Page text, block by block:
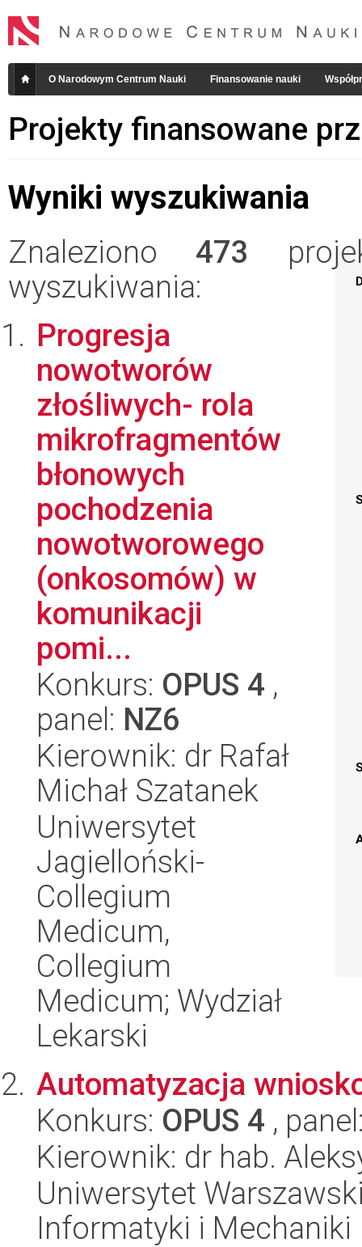
O Narodowym Centrum Nauki Finansowanie nauki
Projekty finansowane
Wyniki wyszukiwania
Znaleziono 473
wyszukiwania:
Progresja
nowotworów
złośliwych- rola
mikrofragmentów
błonowych
pochodzenia
nowotworowego
(onkosomów) w
komunikacji
pomi...
Konkurs: OPUS 4 ,
panel: NZ6
Kierownik: dr Rafał
Michał Szatanek
Uniwersytet
Jagielloński-
Collegium
Medicum,
Collegium
Medicum; Wydział
Lekarski
Automatyzacja
Konkurs: OPUS 4 ,
Kierownik: dr hab.
Uniwersytet
Informatyki i Mechaniki